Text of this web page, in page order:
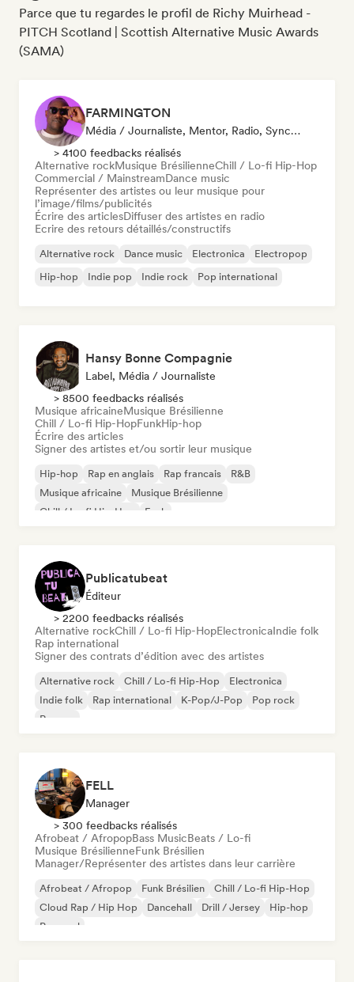
Parce que tu regardes le profil de Richy Muirhead -
PITCH Scotland | Scottish Alternative Music Awards
(SAMA)
FARMINGTON
Média / Journaliste, Mentor, Radio, Synchro
> 4100 feedbacks réalisés
Alternative rockMusique BrésilienneChill / Lo-fi Hip-Hop
Commercial / MainstreamDance music
Représenter des artistes ou leur musique pour
l’image/films/publicités
Écrire des articlesDiffuser des artistes en radio
Ecrire des retours détaillés/constructifs
Alternative rock Dance music Electronica
Electropop
Hip-hop
Indie pop Indie rock Pop international
Hansy Bonne Compagnie
Label, Média / Journaliste
> 8500 feedbacks réalisés
Musique africaineMusique Brésilienne
Chill / Lo-fi Hip-HopFunkHip-hop
Écrire des articles
Signer des artistes et/ou sortir leur musique
Hip-hop Rap en anglais Rap francais
R&B
Musique africaine
Musique Brésilienne
Chill / Lo-fi Hip-Hop
Funk
Publicatubeat
Éditeur
> 2200 feedbacks réalisés
Alternative rockChill / Lo-fi Hip-HopElectronicaIndie folk
Rap international
Signer des contrats d’édition avec des artistes
Alternative rock Chill / Lo-fi Hip-Hop
Electronica
Indie folk
Rap international K-Pop/J-Pop
Pop rock
Reggae
FELL
Manager
> 300 feedbacks réalisés
Afrobeat / AfropopBass MusicBeats / Lo-fi
Musique BrésilienneFunk Brésilien
Manager/Représenter des artistes dans leur carrière
Afrobeat / Afropop Funk Brésilien
Chill / Lo-fi Hip-Hop
Cloud Rap / Hip Hop
Dancehall Drill / Jersey
Hip-hop
Pop soul